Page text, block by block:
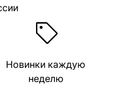
Новинки каждую
неделю